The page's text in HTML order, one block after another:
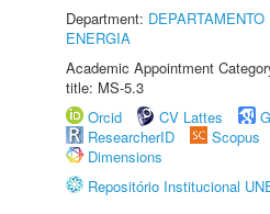
Department:
ENERGIA
Academic Appointment
title: MS-5.3
Orcid
CV Lattes
ResearcherID
Scopus
Dimensions
Repositório Institucional